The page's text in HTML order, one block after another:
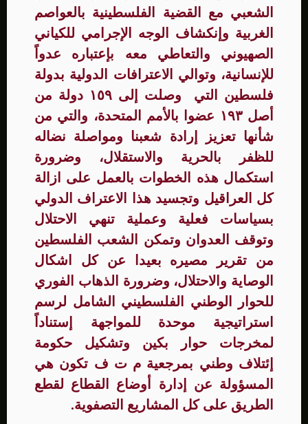
الشعبي مع القضية الفلسطينية بالعواصم
الغربية وإنكشاف الوجه الإجرامي للكياني
الصهيوني والتعاطي معه بإعتباره عدواً
للإنسانية، وتوالي الاعترافات الدولية بدولة
فلسطين التي وصلت إلى ١٥٩ دولة من
أصل ١٩٣ عضوا بالأمم المتحدة، والتي من
شأنها تعزيز إرادة شعبنا ومواصلة نضاله
للظفر بالحرية والاستقلال، وضرورة
استكمال هذه الخطوات بالعمل على ازالة
كل العراقيل وتجسيد هذا الاعتراف الدولي
بسياسات فعلية وعملية تنهي الاحتلال
وتوقف العدوان وتمكن الشعب الفلسطين
من تقرير مصيره بعيدا عن كل اشكال
الوصاية والاحتلال، وضرورة الذهاب الفوري
للحوار الوطني الفلسطيني الشامل لرسم
استراتيجية موحدة للمواجهة إستناداً
لمخرجات حوار بكين وتشكيل حكومة
إئتلاف وطني بمرجعية م ت ف تكون هي
المسؤولة عن إدارة أوضاع القطاع لقطع
الطريق على كل المشاريع التصفوية.